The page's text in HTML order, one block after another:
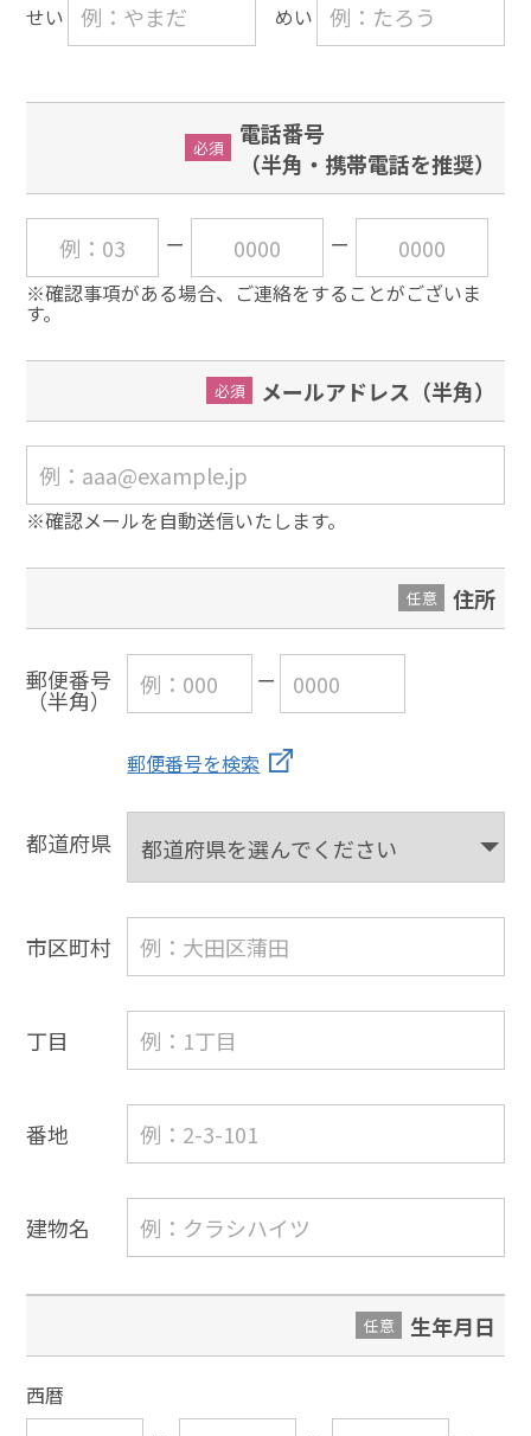
せい めい
電話番号
（半角・携帯電話を推奨）
必須
※確認事項がある場合、ご連絡をすることがございま
す。
メールアドレス（半角）
必須
※確認メールを自動送信いたします。
住所
任意
郵便番号
（半角）
郵便番号を検索
都道府県
市区町村
丁目
番地
建物名
生年月日
任意
西暦